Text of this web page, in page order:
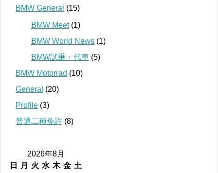
BMW General (15)
BMW Meet(1)
BMW World News (1)
BMW試乗・代車 (5)
BMW Motorrad (10)
General (20)
Profile (3)
普通二種免許 (8)
2026年8月
日
月 火 水 木 金 土